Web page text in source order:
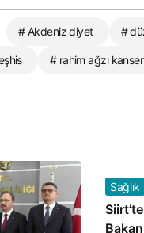
# Akdeniz diyet #
# rahim ağzı
Sağlık